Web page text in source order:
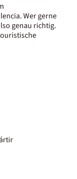
Wer gerne
genau richtig.